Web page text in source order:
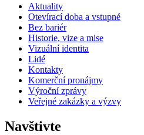
Aktuality
Otevírací doba a vstupné
Bez bariér
Historie, vize a mise
Vizuální identita
Lidé
Kontakty
Komerční pronájmy
Výroční zprávy
Veřejné zakázky a výzvy
Navštivte